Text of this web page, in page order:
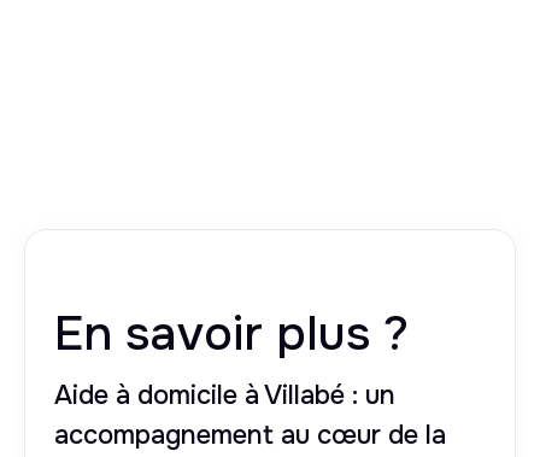
En savoir plus ?
Aide à domicile à Villabé : un
accompagnement au cœur de la